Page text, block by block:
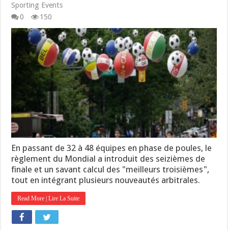
Sporting Events
0
150
En passant de 32 à 48 équipes en phase de poules, le
règlement du Mondial a introduit des seizièmes de
finale et un savant calcul des "meilleurs troisièmes",
tout en intégrant plusieurs nouveautés arbitrales.
Read More | Lire La Suite